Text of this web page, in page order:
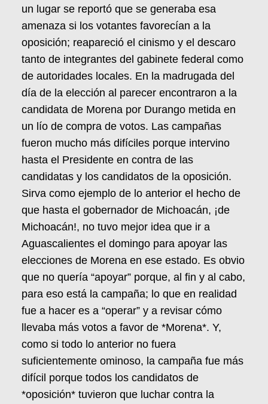
un lugar se reportó que se generaba esa
amenaza si los votantes favorecían a la
oposición; reapareció el cinismo y el descaro
tanto de integrantes del gabinete federal como
de autoridades locales. En la madrugada del
día de la elección al parecer encontraron a la
candidata de Morena por Durango metida en
un lío de compra de votos. Las campañas
fueron mucho más difíciles porque intervino
hasta el Presidente en contra de las
candidatas y los candidatos de la oposición.
Sirva como ejemplo de lo anterior el hecho de
que hasta el gobernador de Michoacán, ¡de
Michoacán!, no tuvo mejor idea que ir a
Aguascalientes el domingo para apoyar las
elecciones de Morena en ese estado. Es obvio
que no quería “apoyar” porque, al fin y al cabo,
para eso está la campaña; lo que en realidad
fue a hacer es a “operar” y a revisar cómo
llevaba más votos a favor de *Morena*. Y,
como si todo lo anterior no fuera
suficientemente ominoso, la campaña fue más
difícil porque todos los candidatos de
*oposición* tuvieron que luchar contra la